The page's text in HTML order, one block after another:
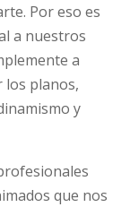
Por eso es
a nuestros
a
los planos,
y
que nos